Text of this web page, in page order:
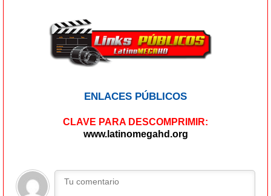
ENLACES PÚBLICOS
CLAVE PARA DESCOMPRIMIR:
www.latinomegahd.org